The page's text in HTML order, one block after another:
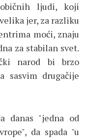
ljudi, koji
jer, za razliku
moći, znaju
za stabilan svet.
narod bi brzo
sasvim drugačije
danas "jedna od
da spada "u